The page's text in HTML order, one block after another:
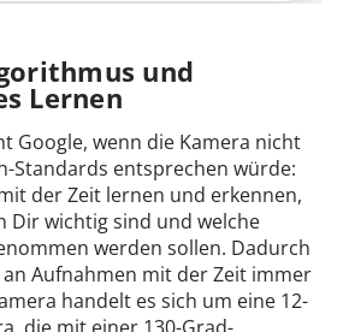
und
Lernen
Google, wenn die Kamera nicht
Standards entsprechen würde:
der Zeit lernen und erkennen,
Dir wichtig sind und welche
werden sollen. Dadurch
Aufnahmen mit der Zeit immer
handelt es sich um eine 12-